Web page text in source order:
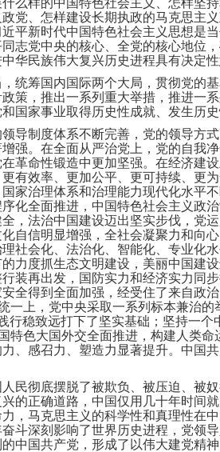
党、怎样建设长期执政的马克思主
平新时代中国特色社会主义思想是
志党中央的核心、全党的核心地位
华民族伟大复兴历史进程具有决定性
统筹国内国际两个大局，贯彻党的
策，推出一系列重大举措，推进一
国家事业取得历史性成就、发生历史
导制度体系不断完善，党的领导方
强。在全面从严治党上，党的自我
革命性锻造中更加坚强。在经济建
有效率、更加公平、更可持续、更
家治理体系和治理能力现代化水平
化全面推进，中国特色社会主义政
，法治中国建设迈出坚实步伐，党
自信明显增强，全社会凝聚力和向
社会化、法治化、智能化、专业化
力度抓生态文明建设，美丽中国建
装再出发，国防实力和经济实力同
全得到全面加强，经受住了来自政
一上，党中央采取一系列标本兼治的
行稳致远打下了坚实基础；坚持一个
特色大国外交全面推进，构建人类
、感召力、塑造力显著提升。中国
民彻底摆脱了被欺负、被压迫、被
的正确道路，中国仅用几十年时间
，马克思主义的科学性和真理性在
斗深刻影响了世界历史进程，党领
中国共产党，形成了以伟大建党精